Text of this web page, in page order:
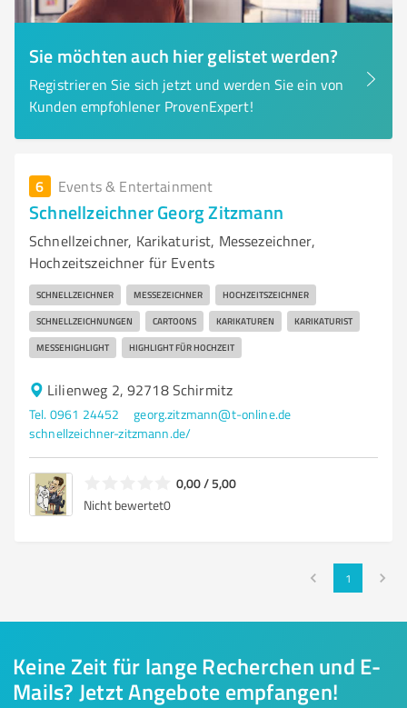
Sie möchten auch hier gelistet werden?
Registrieren Sie sich jetzt und werden Sie ein von
Kunden empfohlener ProvenExpert!
6 Events & Entertainment
Schnellzeichner Georg Zitzmann
Schnellzeichner, Karikaturist, Messezeichner,
Hochzeitszeichner für Events
SCHNELLZEICHNER MESSEZEICHNER HOCHZEITSZEICHNER
SCHNELLZEICHNUNGEN CARTOONS KARIKATUREN KARIKATURIST
MESSEHIGHLIGHT HIGHLIGHT FÜR HOCHZEIT
Lilienweg 2, 92718 Schirmitz
Tel. 0961 24452
georg.zitzmann@t-online.de
schnellzeichner-zitzmann.de/
0,00 / 5,00
Nicht bewertet0
1
Keine Zeit für lange Recherchen und E-
Mails? Jetzt Angebote empfangen!